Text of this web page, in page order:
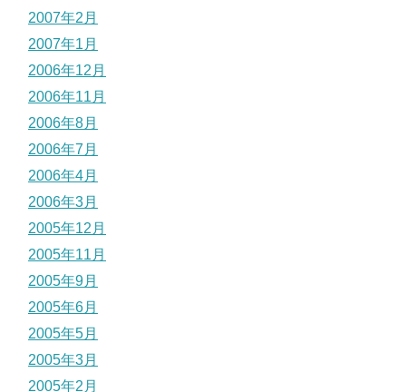
2007年2月
2007年1月
2006年12月
2006年11月
2006年8月
2006年7月
2006年4月
2006年3月
2005年12月
2005年11月
2005年9月
2005年6月
2005年5月
2005年3月
2005年2月